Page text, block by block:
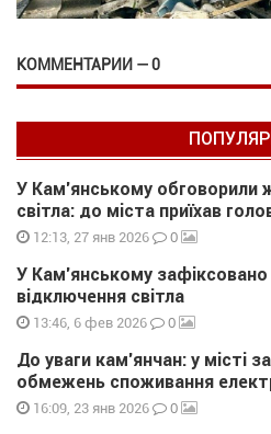
КОММЕНТАРИИ — 0
У Кам’янському обговорили
світла: до міста приїхав
12:13, 27 янв 2026 0
У Кам’янському
відключення світла
13:46, 6 фев 2026 0
До уваги кам’янчан: у місті
обмежень споживання
16:09, 23 янв 2026 0